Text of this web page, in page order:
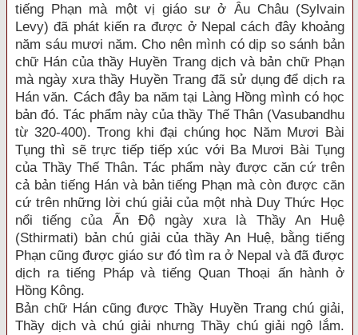
tiếng Phạn mà một vị giáo sư ở Âu Châu (Sylvain
Levy) đã phát kiến ra được ở Nepal cách đây khoảng
năm sáu mươi năm. Cho nên mình có dịp so sánh bản
chữ Hán của thầy Huyền Trang dịch và bản chữ Phạn
mà ngày xưa thầy Huyền Trang đã sử dụng để dịch ra
Hán văn. Cách đây ba năm tại Làng Hồng mình có học
bản đó. Tác phẩm này của thầy Thế Thân (Vasubandhu
từ 320-400). Trong khi đại chúng học Năm Mươi Bài
Tụng thì sẽ trực tiếp tiếp xúc với Ba Mươi Bài Tụng
của Thầy Thế Thân. Tác phẩm này được căn cứ trên
cả bản tiếng Hán và bản tiếng Phạn mà còn được căn
cứ trên những lời chú giải của một nhà Duy Thức Học
nổi tiếng của Ấn Độ ngày xưa là Thầy An Huệ
(Sthirmati) bản chú giải của thầy An Huệ, bằng tiếng
Phạn cũng được giáo sư đó tìm ra ở Nepal và đã được
dịch ra tiếng Pháp và tiếng Quan Thoại ấn hành ở
Hồng Kông.
Bản chữ Hán cũng được Thầy Huyền Trang chú giải,
Thầy dịch và chú giải nhưng Thầy chú giải ngộ lắm.